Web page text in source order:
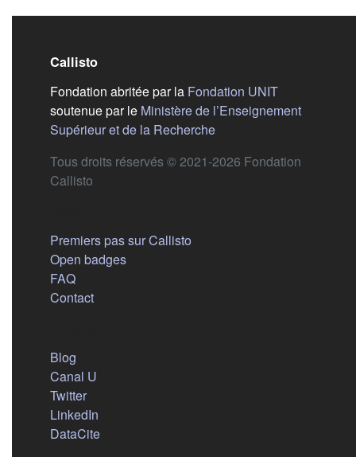
Callisto
Fondation abritée par la Fondation UNIT(s'ouvre
soutenue par le Ministère de l’Enseignement
Supérieur et de la Recherche(s'ouvre dans un nouvel
Tous droits réservés © 2021-2026 Fondation
Callisto
Premiers pas sur Callisto
Open badges
FAQ
Contact
Blog
Canal U
Twitter(s'ouvre dans un nouvel onglet)
LinkedIn
DataCite(s'ouvre dans un nouvel onglet)